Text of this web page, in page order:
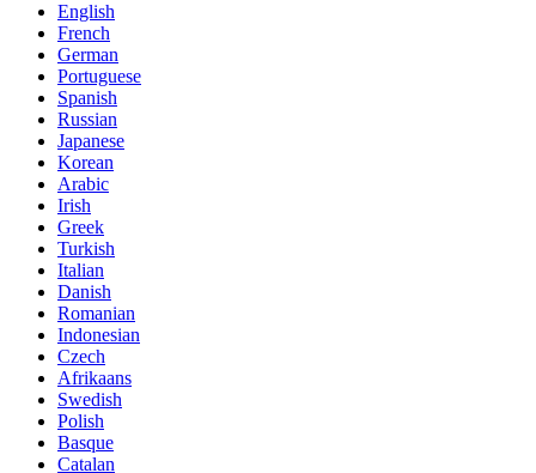
English
French
German
Portuguese
Spanish
Russian
Japanese
Korean
Arabic
Irish
Greek
Turkish
Italian
Danish
Romanian
Indonesian
Czech
Afrikaans
Swedish
Polish
Basque
Catalan